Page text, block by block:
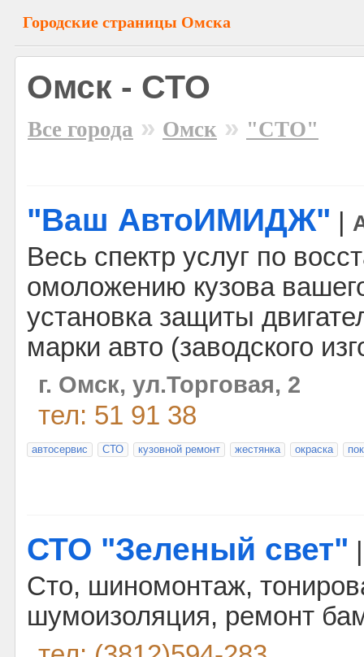
Городские страницы Омска
Омск - СТО
Все города » Омск » "СТО"
"Ваш АвтоИМИДЖ"
Весь спектр услуг по
омоложению кузова
установка защиты
марки авто (заводского
г. Омск, ул.Торговая, 2
тел: 51 91 38
автосервис СТО кузовной ремонт жестянка окраска
СТО "Зеленый свет"
Сто, шиномонтаж,
шумоизоляция, ремонт